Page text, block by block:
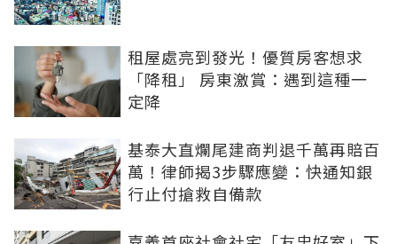
租屋處亮到發光！優質房客想求
「降租」 房東激賞：遇到這種一
定降
基泰大直爛尾建商判退千萬再賠百
萬！律師揭3步驟應變：快通知銀
行止付搶救自備款